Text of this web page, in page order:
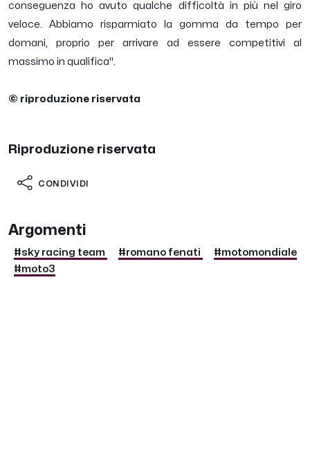
conseguenza ho avuto qualche difficoltà in più nel giro
veloce. Abbiamo risparmiato la gomma da tempo per
domani, proprio per arrivare ad essere competitivi al
massimo in qualifica".
© riproduzione riservata
Riproduzione riservata
CONDIVIDI
Argomenti
#sky racing team #romano fenati
#motomondiale
#moto3